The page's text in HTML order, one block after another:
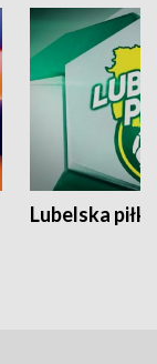
Lubelska piłka